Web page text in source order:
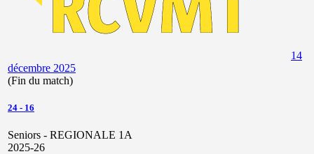
14
décembre 2025
(Fin du match)
24 - 16
Seniors - REGIONALE 1A
2025-26